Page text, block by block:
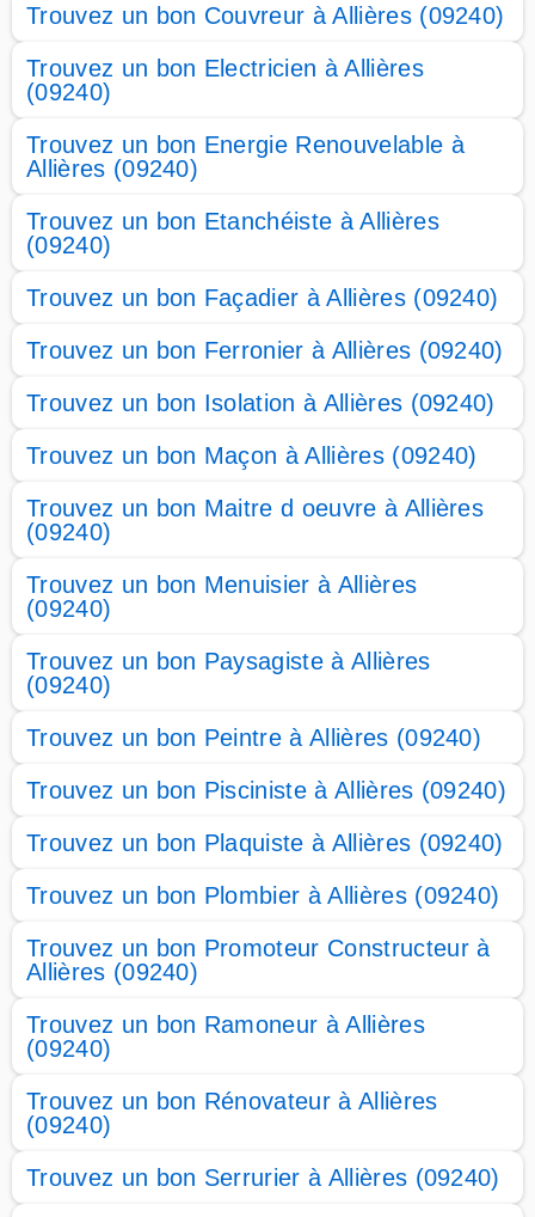
Trouvez un bon Couvreur à Allières (09240)
Trouvez un bon Electricien à Allières
(09240)
Trouvez un bon Energie Renouvelable à
Allières (09240)
Trouvez un bon Etanchéiste à Allières
(09240)
Trouvez un bon Façadier à Allières (09240)
Trouvez un bon Ferronier à Allières (09240)
Trouvez un bon Isolation à Allières (09240)
Trouvez un bon Maçon à Allières (09240)
Trouvez un bon Maitre d oeuvre à Allières
(09240)
Trouvez un bon Menuisier à Allières
(09240)
Trouvez un bon Paysagiste à Allières
(09240)
Trouvez un bon Peintre à Allières (09240)
Trouvez un bon Pisciniste à Allières (09240)
Trouvez un bon Plaquiste à Allières (09240)
Trouvez un bon Plombier à Allières (09240)
Trouvez un bon Promoteur Constructeur à
Allières (09240)
Trouvez un bon Ramoneur à Allières
(09240)
Trouvez un bon Rénovateur à Allières
(09240)
Trouvez un bon Serrurier à Allières (09240)